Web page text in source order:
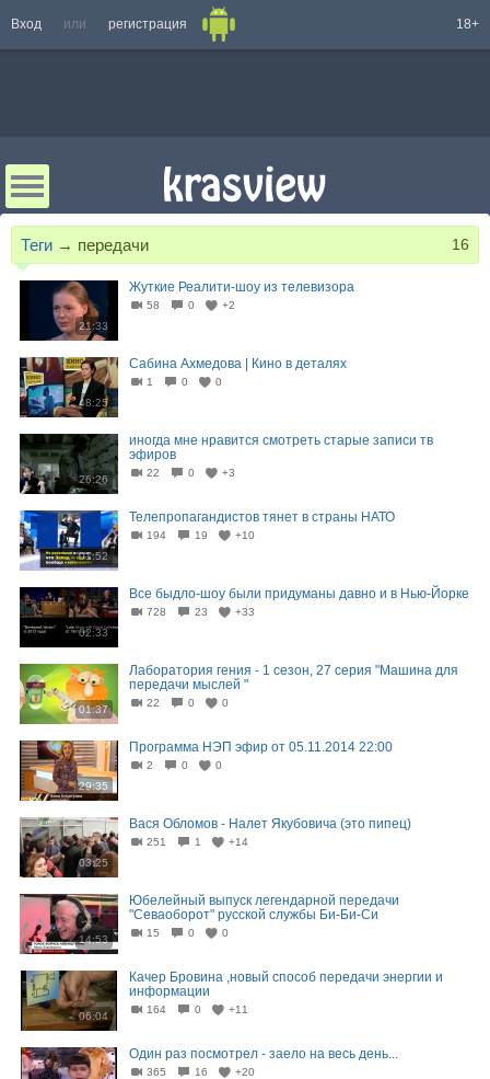
Вход или регистрация 18+
Теги → передачи 16
21:33
Жуткие Реалити-шоу из телевизора
58 0 +2
48:25
Сабина Ахмедова | Кино в деталях
1 0 0
26:26
иногда мне нравится смотреть старые записи тв
эфиров
22 0 +3
01:52
Телепропагандистов тянет в страны НАТО
194 19 +10
02:33
Все быдло-шоу были придуманы давно и в Нью-Йорке
728 23 +33
01:37
Лаборатория гения - 1 сезон, 27 серия "Машина для
передачи мыслей "
22 0 0
29:35
Программа НЭП эфир от 05.11.2014 22:00
2 0 0
03:25
Вася Обломов - Налет Якубовича (это пипец)
251 1 +14
14:53
Юбелейный выпуск легендарной передачи
"Севаоборот" русской службы Би-Би-Си
15 0 0
06:04
Качер Бровина ,новый способ передачи энергии и
информации
164 0 +11
Один раз посмотрел - заело на весь день...
365 16 +20